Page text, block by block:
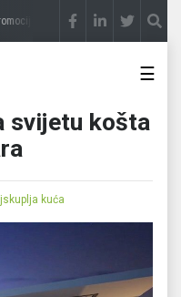
potencijal pretvara u destinaciju
☰
svijetu košta
kuća